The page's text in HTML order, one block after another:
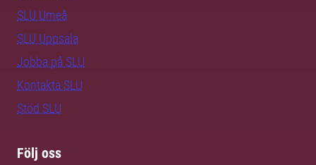
SLU Umeå
SLU Uppsala
Jobba på SLU
Kontakta SLU
Stöd SLU
Följ oss